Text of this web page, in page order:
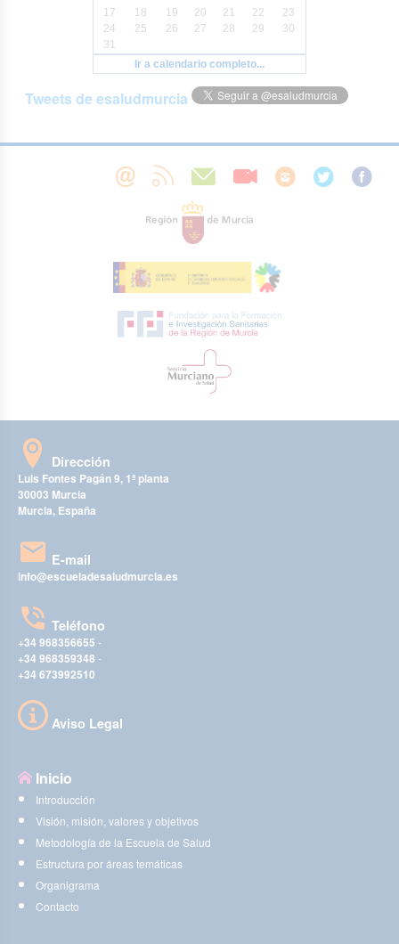
17
18 19 20 21 22
23
24
25 26 27 28 29
30
31
Ir a calendario completo...
Tweets de esaludmurcia
Dirección
Luis Fontes Pagán 9, 1ª planta
30003 Murcia
Murcia, España
E-mail
info@escueladesaludmurcia.es
Teléfono
+34 968356655 -
+34 968359348 -
+34 673992510
Aviso Legal
Inicio
Introducción
Visión, misión, valores y objetivos
Metodología de la Escuela de Salud
Estructura por áreas temáticas
Organigrama
Contacto